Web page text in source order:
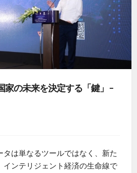
家の未来を決定する「鍵」 –
タは単なるツールではなく、新た
インテリジェント経済の生命線で